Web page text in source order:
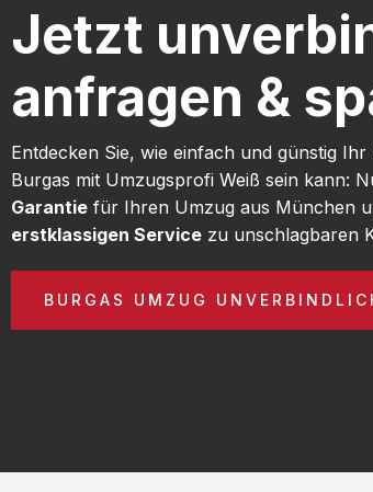
Jetzt
anfragen &
Entdecken Sie, wie einfach und günstig
Burgas mit Umzugsprofi Weiß sein kann:
Garantie für Ihren Umzug aus München
erstklassigen Service zu unschlagbaren
BURGAS UMZUG